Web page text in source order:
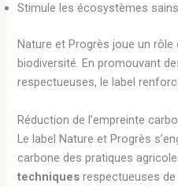
Stimule les écosystèmes
Nature et Progrès joue un
biodiversité. En promouvant
respectueuses, le label
Réduction de l’empreinte
Le label Nature et Progrès
carbone des pratiques
techniques respectueuses de